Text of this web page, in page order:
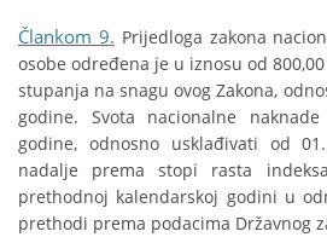
Člankom 9. Prijedloga zakona
osobe određena je u iznosu od
stupanja na snagu ovog Zakona,
godine. Svota nacionalne
godine, odnosno usklađivati od
nadalje prema stopi rasta
prethodnoj kalendarskoj godini u
prethodi prema podacima Državnog